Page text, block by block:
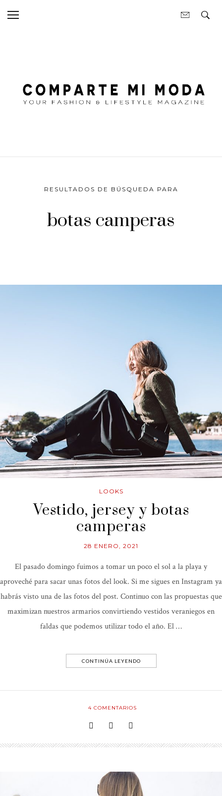
RESULTADOS DE BÚSQUEDA PARA
botas camperas
LOOKS
Vestido, jersey y botas
camperas
28 ENERO, 2021
El pasado domingo fuimos a tomar un poco el sol a la playa y
aproveché para sacar unas fotos del look. Si me sigues en Instagram ya
habrás visto una de las fotos del post. Continuo con las propuestas que
maximizan nuestros armarios convirtiendo vestidos veraniegos en
faldas que podemos utilizar todo el año. El …
CONTINÚA LEYENDO
4COMENTARIOS